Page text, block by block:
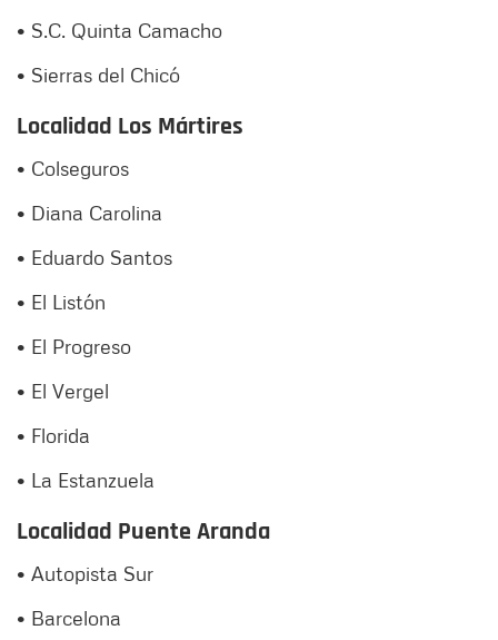
• S.C. Quinta Camacho
• Sierras del Chicó
Localidad Los Mártires
• Colseguros
• Diana Carolina
• Eduardo Santos
• El Listón
• El Progreso
• El Vergel
• Florida
• La Estanzuela
Localidad Puente Aranda
• Autopista Sur
• Barcelona